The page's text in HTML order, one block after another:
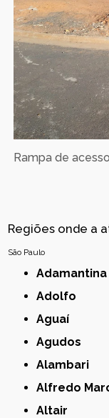
Rampa de
Regiões onde a
São Paulo
Adamantina
Adolfo
Aguaí
Agudos
Alambari
Alfredo
Altair